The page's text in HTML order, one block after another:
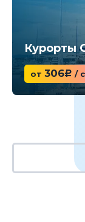
Курорты
от 306c /